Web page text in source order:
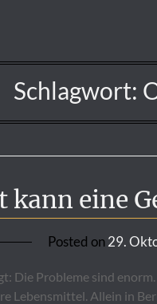
Schlagwort:
kann eine
Posted on29.
Die Probleme sind
Lebensmittel. Allein in